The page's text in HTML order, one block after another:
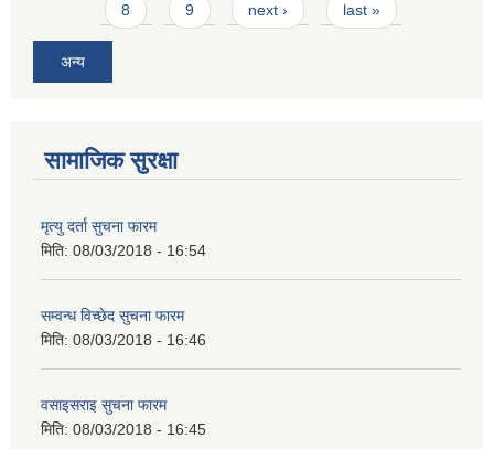
8 9 next › last »
अन्य
सामाजिक सुरक्षा
मृत्यु दर्ता सुचना फारम
मिति: 08/03/2018 - 16:54
सम्वन्ध विच्छेद सुचना फारम
मिति: 08/03/2018 - 16:46
वसाइसराइ सुचना फारम
मिति: 08/03/2018 - 16:45